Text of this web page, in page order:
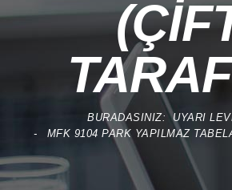
BURADASINIZ:UYARI
MFK 9104 PARK YAPILMAZ